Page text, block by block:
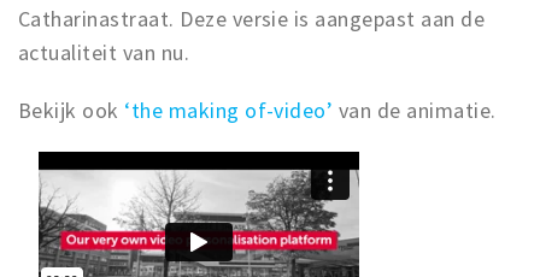
Catharinastraat. Deze versie is aangepast aan de
actualiteit van nu.
Bekijk ook ‘the making of-video’ van de animatie.